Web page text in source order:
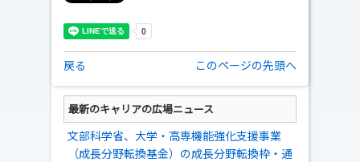
戻る このページの先頭へ
最新のキャリアの広場ニュース
文部科学省、大学・高専機能強化支援事業
（成長分野転換基金）の成長分野転換枠・通